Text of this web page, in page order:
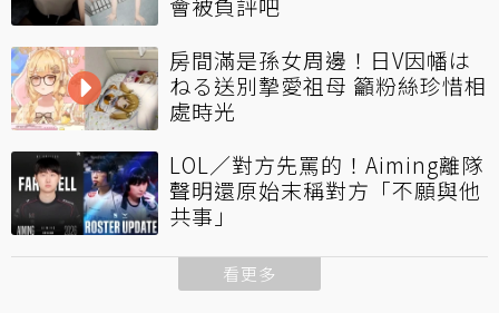
會被負評吧
房間滿是孫女周邊！日V因幡は
ねる送別摯愛祖母 籲粉絲珍惜相
處時光
LOL／對方先罵的！Aiming離隊
聲明還原始末稱對方「不願與他
共事」
看更多